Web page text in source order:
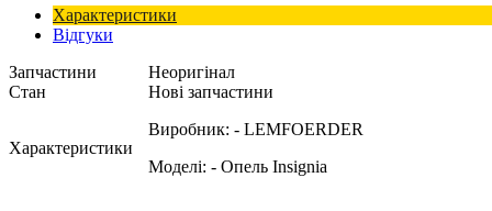
Характеристики
Відгуки
Запчастини
Неоригінал
Стан
Нові запчастини
Характеристики
Виробник: - LEMFOERDER
Моделі: - Опель Insignia